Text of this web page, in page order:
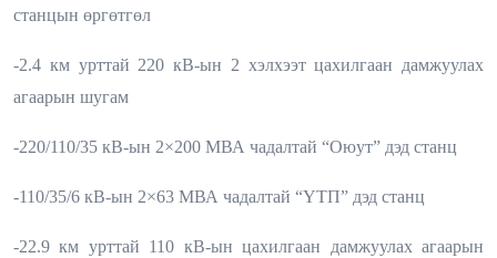
станцын өргөтгөл
-2.4 км урттай 220 кВ-ын 2 хэлхээт цахилгаан дамжуулах
агаарын шугам
-220/110/35 кВ-ын 2×200 МВА чадалтай “Оюут” дэд станц
-110/35/6 кВ-ын 2×63 МВА чадалтай “ҮТП” дэд станц
-22.9 км урттай 110 кВ-ын цахилгаан дамжуулах агаарын